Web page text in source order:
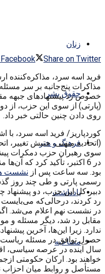
زنان
حقوق بشر
فرهنگ و هنر
یادداشت
مصاحبه
Share on Twitter
فرید اسه سرد، مذاکره‌کننده
مذاکرات پنج‌جانبه بر سر
خصوص رد پیشنهادهای جبهه
(پارتی) از سوی این حزب، از
روی دادن چنین حالتی خبر داد.
کوردپاریز/ فرید اسه سرد، با
(اتحادیه میهنی، جنبش تغییر،
سوی رهبران حزب دمکرات
در 6 اکتبر، تأکید کرد که
بود. سه ساعت پس از نشست
رسمی پارتی و طی چند روز
دبیر کل این حزب، دو
رد کردند، درحالی‌که
در نشست نهم اعلام می‌شد.
مقابل رد شد، دیگر مسئله و
ندارد. زیرا این‌ها، آخرین
حصول توافق در مسئله ریاست
سال آینده در عرصه سیاسی،
خواهند بود. ارکان حکومتی
مستأصل و روابط میان احزاب